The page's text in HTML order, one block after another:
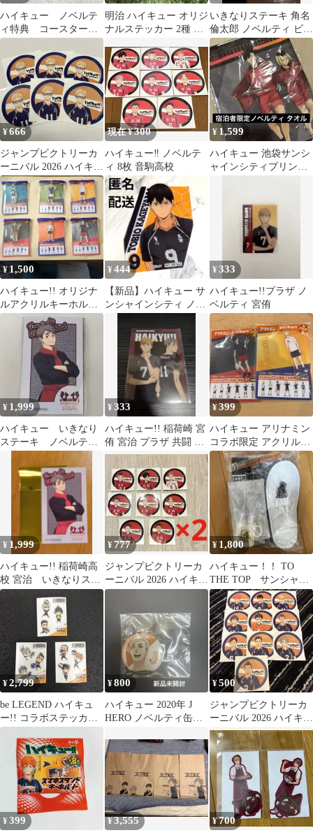
ハイキュー ノベルテ
ィ特典 コースター
黒尾 菅原 山口
明治 ハイキュー オリジ
ナルステッカー 2種 黒
いきなりステーキ 角名
倫太郎 ノベルティ ビジ
ュアルカード
¥666
ジャンプビクトリーカ
ーニバル 2026 ハイキュ
ー‼︎ ノベルティ 月島蛍
現在 ¥300
ハイキュー‼︎ ノベルテ
ィ 8枚 音駒高校
¥ 1,599
ハイキュー 池袋サンシ
ャインシティプリンス
¥ 1,500
ハイキュー!! オリジナ
ルアクリルキーホルダ
ー 6種[コンプリート]
【お値下げ】
¥444
【新品】ハイキュー サ
ンシャインシティ ノベ
ー 影山飛雄
¥333
ハイキュー!!プラザ ノ
ベルティ 宮侑
¥ 1,999
ハイキュー いきなり
ステーキ ノベルテ
¥333
ハイキュー!! 稲荷崎 宮
侑 宮治 プラザ 共闘 ノ
ベルティ 特典 ポストカ
ード
¥399
ハイキュー アリナミン
コラボ限定 アクリルキ
ーホルダー 黒尾 月島
セット
¥ 1,999
ハイキュー!! 稲荷崎高
校 宮治 いきなりステ
ーキ ノベルティ ビ
ジュアルカード
¥777
ジャンプビクトリーカ
ーニバル 2026 ハイキュ
ー‼︎ ノベルティ 音駒高
¥ 1,800
ハイキュー！！ TO
THE TOP サンシャイ
ンプリンスホテル ノ
ベルティ
¥2,799
be LEGEND ハイキュ
ー!! コラボステッカー
3枚セット ノベルティ
¥800
ハイキュー 2020年 J
HERO ノベルティ缶バ
¥500
ジャンプビクトリーカ
ーニバル 2026 ハイキュ
ー‼︎ ノベルティ 10種
¥399 ¥3,555 ¥700